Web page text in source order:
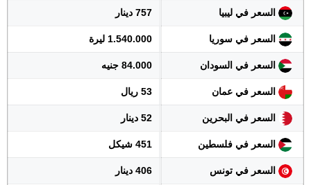
السعر في ليبيا 757 دينار
السعر في سوريا 1.540.000 ليرة
السعر في السودان 84.000 جنيه
السعر في عمان 53 ريال
السعر في البحرين 52 دينار
السعر في فلسطين 451 شيكل
السعر في تونس 406 دينار